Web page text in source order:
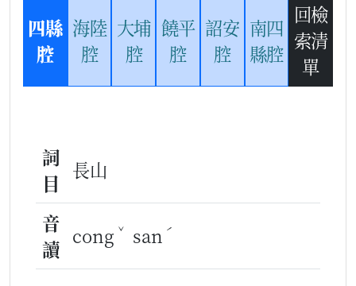
四縣
腔
海陸
腔
大埔
腔
饒平
腔
詔安
腔
南四
縣腔
回檢
索清
單
詞
目
長山
音
讀
cong ˇ san ˊ